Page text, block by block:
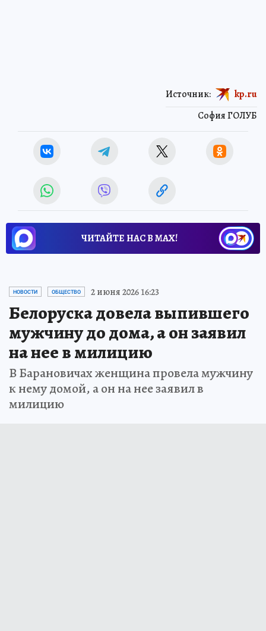
София ГОЛУБ
Источник: kp.ru
ЧИТАЙТЕ НАС В МАХ!
НОВОСТИ ОБЩЕСТВО 2 июня 2026 16:23
Белоруска довела выпившего
мужчину до дома, а он заявил
на нее в милицию
В Барановичах женщина провела мужчину
к нему домой, а он на нее заявил в
милицию